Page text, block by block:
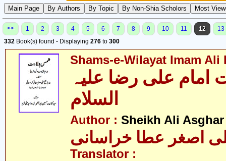
<< 1 2 3 4 5 6 7 8 9 10 11 12
13
332 Book(s) found - Displaying 276 to 300
Shams-e-Wilayat Imam Ali
علی رضا علیہ
السلام
Author : Sheikh Ali
اصغر عطا خراسانی
Translator :